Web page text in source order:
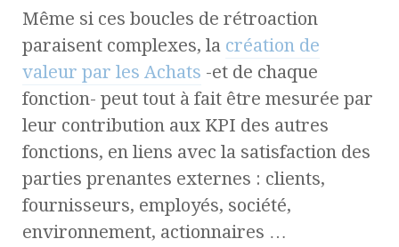
Même si ces boucles de rétroaction
paraisent complexes, la création de
valeur par les Achats -et de chaque
fonction- peut tout à fait être mesurée par
leur contribution aux KPI des autres
fonctions, en liens avec la satisfaction des
parties prenantes externes : clients,
fournisseurs, employés, société,
environnement, actionnaires …